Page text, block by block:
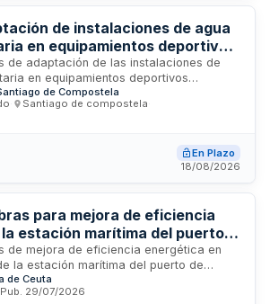
La adjudicación se realizará
de publicidad y concurrencia,
criterio económico establecido en el
de instalaciones de agua
en equipamientos deportivos
prevención y control de
de adaptación de las instalaciones de
en equipamientos deportivos
con la normativa actual de
de legionelosis. El Concello de Santiago
integral que incluye trabajos de
técnica centralizada para
de trabajos y el cumplimiento de
de Compostela
Santiago de compostela
En Plazo
18/08/2026
para mejora de eficiencia
estación marítima del puerto
de mejora de eficiencia energética en
la estación marítima del puerto de
Portuaria de Ceuta licita este contrato de
de determinación de precio por
de Ceuta
Pub. 29/07/2026